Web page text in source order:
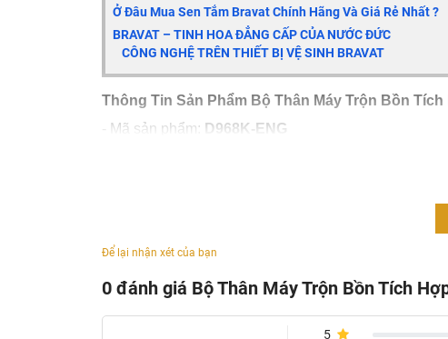
Ở Đâu Mua Sen Tắm Bravat Chính Hãng Và Giá Rẻ Nhất ?
BRAVAT – TINH HOA ĐẲNG CẤP CỦA NƯỚC ĐỨC
CÔNG NGHỆ TRÊN THIẾT BỊ VỆ SINH BRAVAT
Thông Tin Sản Phẩm Bộ Thân Máy Trộn Bồn
- Mã sản phẩm: D968K-ENG
- Mạ: chrome
- Sản xuất tại: Trung Quốc
- Thương hiệu: Bravat
Để lại nhận xét của bạn
0 đánh giá Bộ Thân Máy Trộn Bồn Tích
5